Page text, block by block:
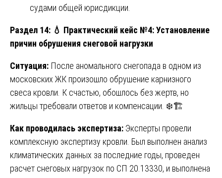
судами общей юрисдикции.
Раздел 14: 💧 Практический кейс №4: Установление
причин обрушения снеговой нагрузки
Ситуация: После аномального снегопада в одном из
московских ЖК произошло обрушение карнизного
свеса кровли. К счастью, обошлось без жертв, но
жильцы требовали ответов и компенсации. ❄️🏗️
Как проводилась экспертиза: Эксперты провели
комплексную экспертизу кровли. Был выполнен анализ
климатических данных за последние годы, проведен
расчет снеговых нагрузок по СП 20.13330, и выполнена